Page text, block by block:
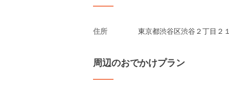
住所 東京都渋谷区渋谷２丁目２
周辺のおでかけプラン